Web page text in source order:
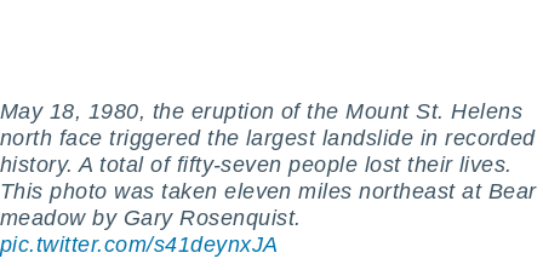
il
o la
di
May 18, 1980, the eruption of the Mount St. Helens
north face triggered the largest landslide in recorded
history. A total of fifty-seven people lost their lives.
This photo was taken eleven miles northeast at Bear
meadow by Gary Rosenquist.
pic.twitter.com/s41deynxJA